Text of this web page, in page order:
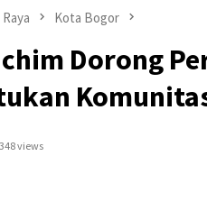
Kota Bogor
Dorong
348 views